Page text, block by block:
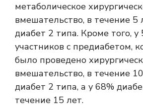
метаболическое
вмешательство, в течение 5
диабет 2 типа. Кроме того, у
участников с предиабетом,
было проведено
вмешательство, в течение
диабет 2 типа, а у 68%
течение 15 лет.